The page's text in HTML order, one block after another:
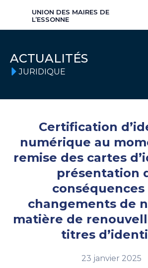
UNION DES MAIRES DE
L’ESSONNE
ACTUALITÉS
JURIDIQUE
Certification
numérique au
remise des cartes
présentation
conséquences
changements de
matière de
titres
23 janvier 2025